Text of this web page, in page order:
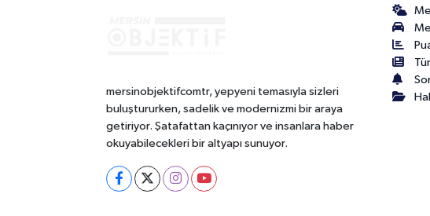
mersinobjektifcomtr, yepyeni temasıyla sizleri
buluştururken, sadelik ve modernizmi bir araya
getiriyor. Şatafattan kaçınıyor ve insanlara haber
okuyabilecekleri bir altyapı sunuyor.